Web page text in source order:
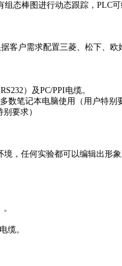
态棒图进行动态跟踪，PLC
客户需求配置三菱、松下、欧
）及PC/PPI电缆。
数笔记本电脑使用（用户特别
要求）
，任何实验都可以编辑出形
缆。